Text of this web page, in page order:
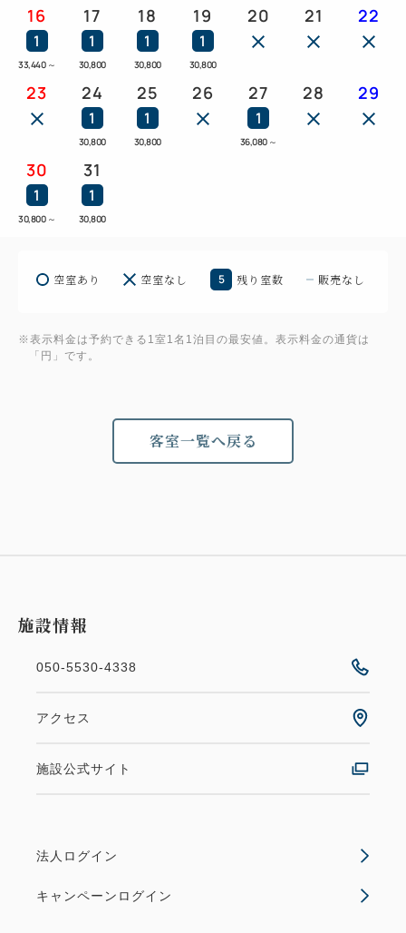
16
1
33,440 ～
17
1
30,800
18
1
30,800
19
1
30,800
20 21 22
23 24
1
30,800
25
1
30,800
26 27
1
36,080 ～
28 29
30
1
30,800 ～
31
1
30,800
空室あり 空室なし 5 残り室数 販売なし
※表示料金は予約できる1室1名1泊目の最安値。表示料金の通貨は
「円」です。
客室一覧へ戻る
施設情報
050-5530-4338
アクセス
施設公式サイト
法人ログイン
キャンペーンログイン